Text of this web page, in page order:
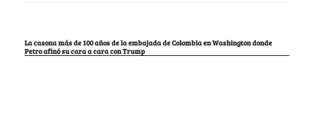
La casona más de 100 años de la embajada de Colombia en Washington donde
Petro afinó su cara a cara con Trump